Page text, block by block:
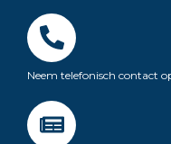
Neem telefonisch contact